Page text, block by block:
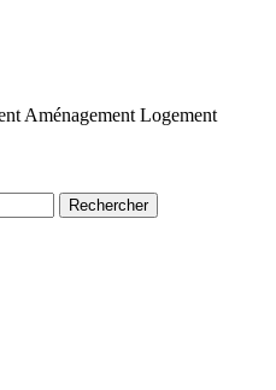
Aménagement Logement
Rechercher